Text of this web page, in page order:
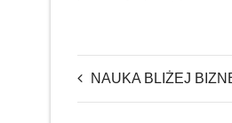
NAUKA BLIŻEJ